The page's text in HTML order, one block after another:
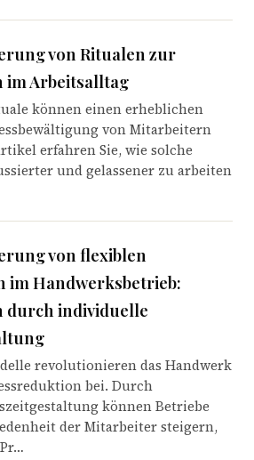
von Ritualen zur
im Arbeitsalltag
können einen erheblichen
von Mitarbeitern
erfahren Sie, wie solche
und gelassener zu arbeiten
von flexiblen
im Handwerksbetrieb:
durch individuelle
revolutionieren das Handwerk
bei. Durch
können Betriebe
der Mitarbeiter steigern,